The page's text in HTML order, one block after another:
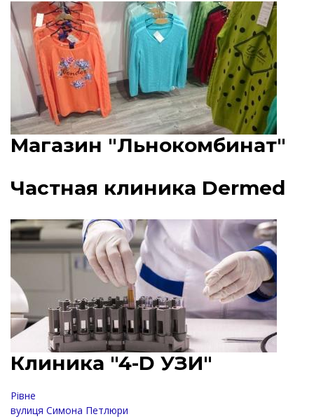
Магазин "Льнокомбинат"
Частная клиника Dermed
Клиника "4-D УЗИ"
Рівне
вулиця Симона Петлюри